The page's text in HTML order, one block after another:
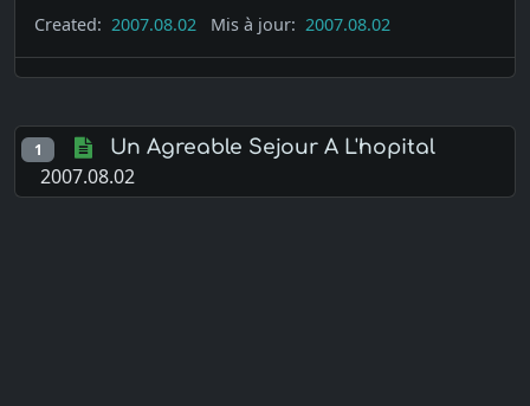
Created: 2007.08.02 Mis à jour: 2007.08.02
1 Un Agreable Sejour A L'hopital
2007.08.02